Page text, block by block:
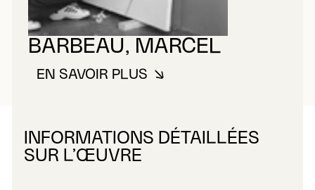
BARBEAU, MARCEL
EN SAVOIR PLUSÀ PROPOS DE BARBEAU,
INFORMATIONS DÉTAILLÉES
SUR L’ŒUVRE